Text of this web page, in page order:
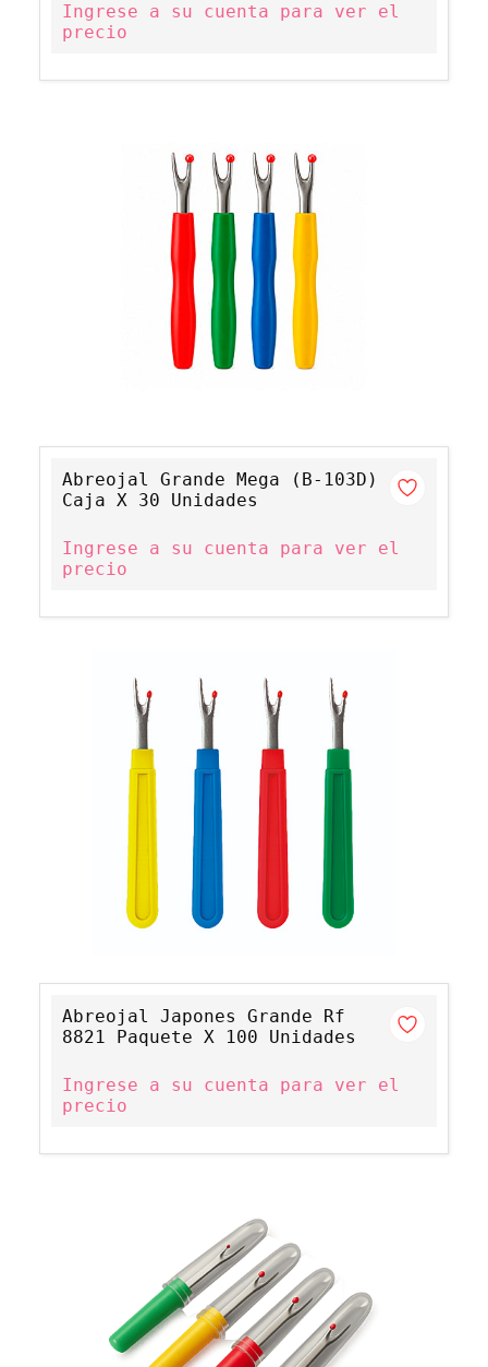
Ingrese a su cuenta para ver el
precio
Abreojal Grande Mega (B-103D)
Caja X 30 Unidades
Ingrese a su cuenta para ver el
precio
Abreojal Japones Grande Rf
8821 Paquete X 100 Unidades
Ingrese a su cuenta para ver el
precio